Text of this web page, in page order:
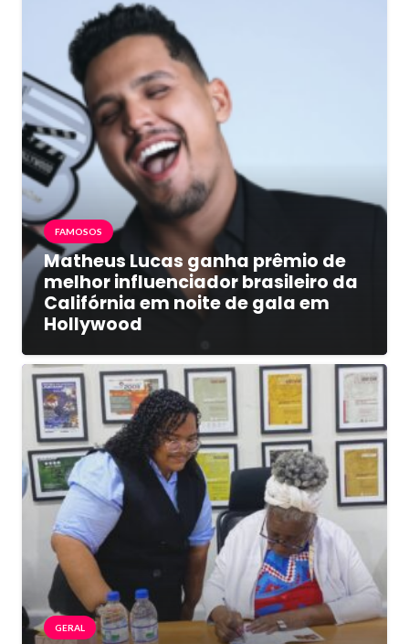
FAMOSOS
Matheus Lucas ganha prêmio de
melhor influenciador brasileiro da
Califórnia em noite de gala em
Hollywood
GERAL